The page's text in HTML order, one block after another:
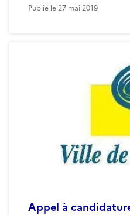
Publié le27 mai 2019
Appel à